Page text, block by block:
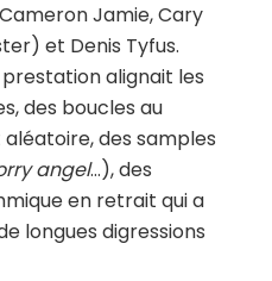
Jamie, Cary
et Denis Tyfus.
alignait les
des boucles au
des samples
angel…), des
en retrait qui a
longues digressions